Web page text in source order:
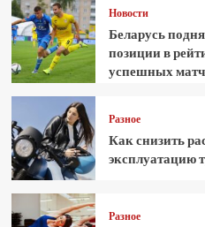
Новости
Беларусь
позиции в
успешных
Разное
Как снизить
эксплуатацию
Разное